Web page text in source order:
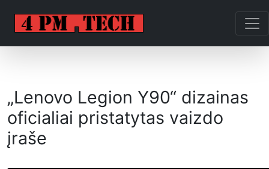
„Lenovo Legion Y90“ dizainas
oficialiai pristatytas vaizdo
įraše